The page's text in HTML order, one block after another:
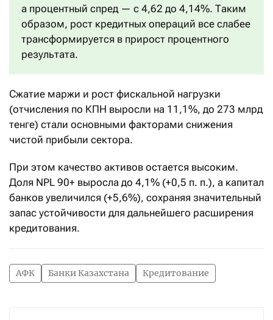
а процентный спред — с 4,62 до 4,14%. Таким
образом, рост кредитных операций все слабее
трансформируется в прирост процентного
результата.
Сжатие маржи и рост фискальной нагрузки
(отчисления по КПН выросли на 11,1%, до 273 млрд
тенге) стали основными факторами снижения
чистой прибыли сектора.
При этом качество активов остается высоким.
Доля NPL 90+ выросла до 4,1% (+0,5 п. п.), а капитал
банков увеличился (+5,6%), сохраняя значительный
запас устойчивости для дальнейшего расширения
кредитования.
АФК Банки Казахстана Кредитование